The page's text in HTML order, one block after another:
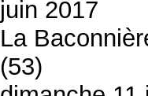
juin 2017
La